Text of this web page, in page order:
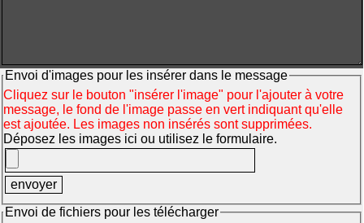
Envoi d'images pour les insérer dans le message
Cliquez sur le bouton "insérer l'image" pour l'ajouter à votre
message, le fond de l'image passe en vert indiquant qu'elle
est ajoutée. Les images non insérés sont supprimées.
Déposez les images ici ou utilisez le formulaire.
Envoi de fichiers pour les télécharger